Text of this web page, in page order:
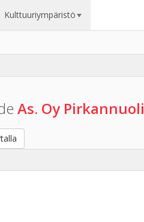
Kulttuuriympäristö
As. Oy Pirkannuoli